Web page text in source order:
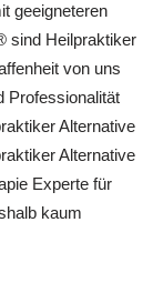
geeigneteren
sind Heilpraktiker
von uns
Professionalität
Alternative
Alternative
Experte für
kaum